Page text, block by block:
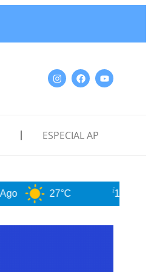
ESPECIAL AP
27°C 14 Ago